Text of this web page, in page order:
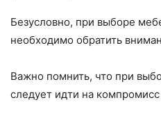
Безусловно, при выборе
необходимо обратить
Важно помнить, что при
следует идти на